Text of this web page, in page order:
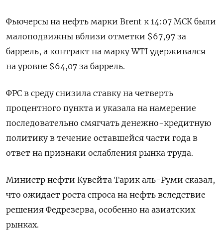
Фьючерсы на нефть марки Brent к 14:07 МСК были
малоподвижны вблизи отметки $67,97 за
баррель, а контракт на марку WTI удерживался
на уровне $64,07 за баррель.
ФРС в среду снизила ставку на четверть
процентного пункта и указала на намерение
последовательно смягчать денежно-кредитную
политику в течение оставшейся части года в
ответ на признаки ослабления рынка труда.
Министр нефти Кувейта Тарик аль-Руми сказал,
что ожидает роста спроса на нефть вследствие
решения Федрезерва, особенно на азиатских
рынках.